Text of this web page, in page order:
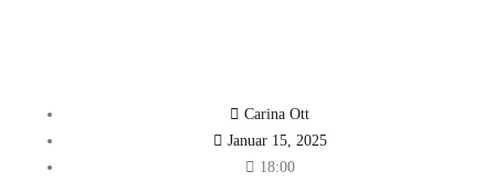
Carina Ott
Januar 15, 2025
18:00